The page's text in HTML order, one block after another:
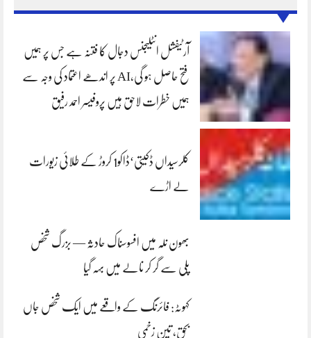
آرٹیفشل انٹلیجنس دجال کا فتنہ ہے جس پر ہمیں
فتح حاصل ہو گی،AI پر اندھے اعتماد کی وجہ سے
ہمیں خطرات لاحق ہیں پروفیسر احمد رفیق
کلرسیداں ڈکیتی‘ڈاکو1 کروڑ کے طلائی زیورات
لے اڑے
بھون نلہ میں افسوسناک حادثہ — بزرگ شخص
پلی سے گر کر نالے میں بہہ گیا
کہوٹہ: فائرنگ کے واقعے میں ایک شخص جاں
بحق، تین زخمی